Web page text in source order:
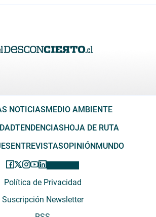
NOTICIASMEDIO AMBIENTE
TENDENCIASHOJA DE RUTA
ENTREVISTASOPINIÓNMUNDO
Política de Privacidad
Suscripción Newsletter